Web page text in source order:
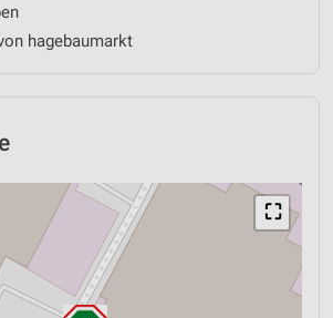
hagebaumarkt
⛶